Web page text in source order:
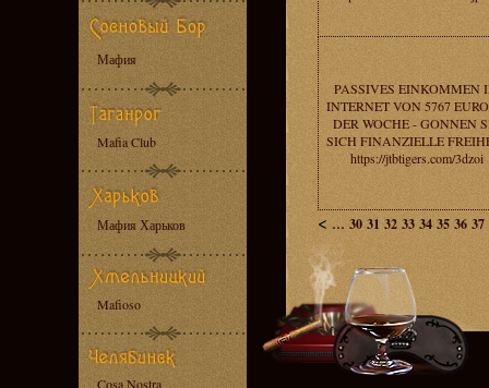
Мафия
Mafia Club
Мафия Харьков
Mafioso
Cosa Nostra
PASSIVES EINKOMMEN
INTERNET VON 5767
DER WOCHE - GONNEN
SICH FINANZIELLE
https://jtbtigers.com/3dzoi
< ... 30 31 32 33 34 35 36 37